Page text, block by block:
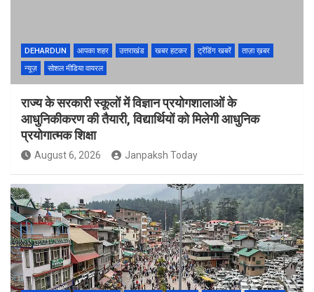
DEHARDUN आपका शहर उत्तराखंड खबर हटकर ट्रेंडिंग खबरें
ताज़ा ख़बर
न्यूज़
सोशल मीडिया वायरल
राज्य के सरकारी स्कूलों में विज्ञान प्रयोगशालाओं के
आधुनिकीकरण की तैयारी, विद्यार्थियों को मिलेगी आधुनिक
प्रयोगात्मक शिक्षा
August 6, 2026 Janpaksh Today